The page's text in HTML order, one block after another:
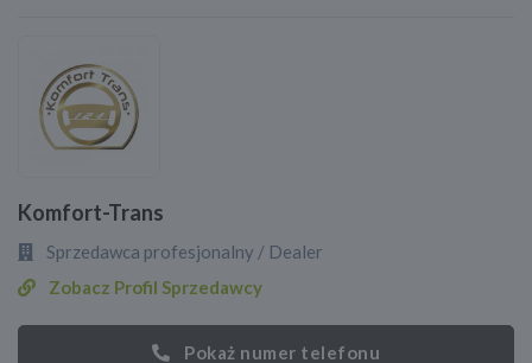
Komfort-Trans
Sprzedawca profesjonalny / Dealer
Zobacz Profil Sprzedawcy
Pokaż numer telefonu